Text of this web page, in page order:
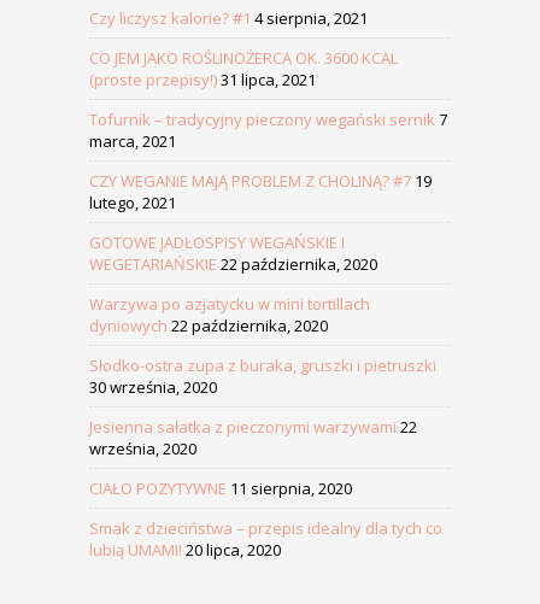
Czy liczysz kalorie? #1 4 sierpnia, 2021
CO JEM JAKO ROŚLINOŻERCA OK. 3600 KCAL
(proste przepisy!)31 lipca, 2021
Tofurnik – tradycyjny pieczony wegański sernik 7
marca, 2021
CZY WEGANIE MAJĄ PROBLEM Z CHOLINĄ? #7 19
lutego, 2021
GOTOWE JADŁOSPISY WEGAŃSKIE I
WEGETARIAŃSKIE 22 października, 2020
Warzywa po azjatycku w mini tortillach
dyniowych 22 października, 2020
Słodko-ostra zupa z buraka, gruszki i pietruszki
30 września, 2020
Jesienna sałatka z pieczonymi warzywami 22
września, 2020
CIAŁO POZYTYWNE 11 sierpnia, 2020
Smak z dzieciństwa – przepis idealny dla tych co
lubią UMAMI! 20 lipca, 2020